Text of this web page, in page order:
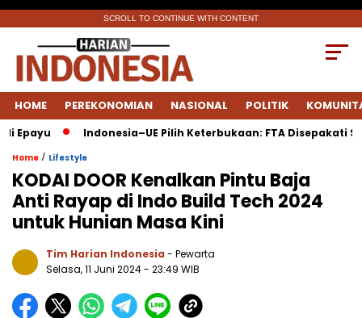
SCROLL TO CONTINUE WITH CONTENT
HOME PEREKONOMIAN NASIONAL POLITIK
Indonesia–UE Pilih Keterbukaan: FTA Disepakati Saat
Home / Lifestyle
KODAI DOOR Kenalkan Pintu Baja
Anti Rayap di Indo Build Tech 2024
untuk Hunian Masa Kini
Tim Harian Indonesia - Pewarta
Selasa, 11 Juni 2024- 23:49 WIB